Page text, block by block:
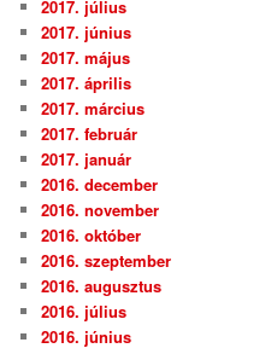
2017. július
2017. június
2017. május
2017. április
2017. március
2017. február
2017. január
2016. december
2016. november
2016. október
2016. szeptember
2016. augusztus
2016. július
2016. június